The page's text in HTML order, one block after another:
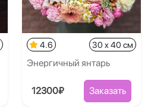
4.6 30 x 40 см
Энергичный янтарь
12300₽ Заказать